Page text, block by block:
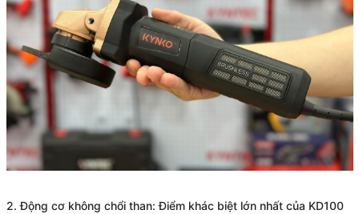
2. Động cơ không chổi than: Điểm khác biệt lớn nhất của KD100